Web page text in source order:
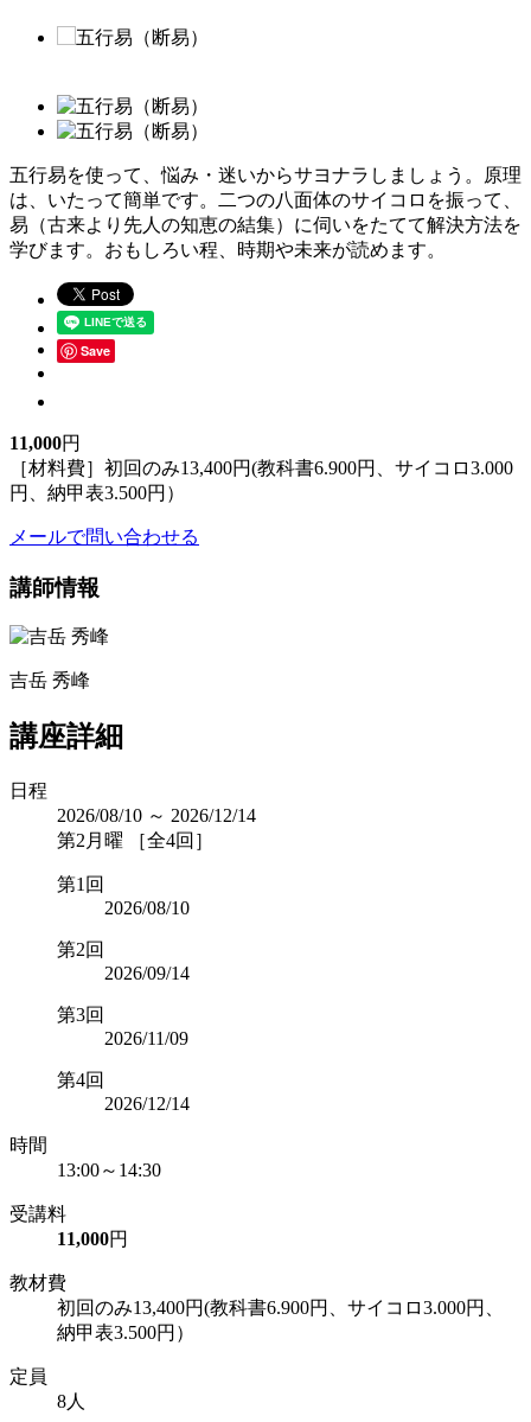
五行易を使って、悩み・迷いからサヨナラしましょう。原理
は、いたって簡単です。二つの八面体のサイコロを振って、
易（古来より先人の知恵の結集）に伺いをたてて解決方法を
学びます。おもしろい程、時期や未来が読めます。
Save
11,000円
［材料費］初回のみ13,400円(教科書6.900円、サイコロ3.000
円、納甲表3.500円）
メールで問い合わせる
講師情報
吉岳 秀峰
講座詳細
日程
2026/08/10 ～ 2026/12/14
第2月曜 ［全4回］
第1回
2026/08/10
第2回
2026/09/14
第3回
2026/11/09
第4回
2026/12/14
時間
13:00～14:30
受講料
11,000円
教材費
初回のみ13,400円(教科書6.900円、サイコロ3.000円、
納甲表3.500円）
定員
8人